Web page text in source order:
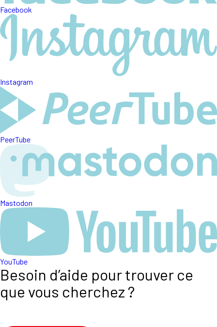
Facebook
Instagram
PeerTube
Mastodon
YouTube
Besoin d’aide pour trouver ce
que vous cherchez ?